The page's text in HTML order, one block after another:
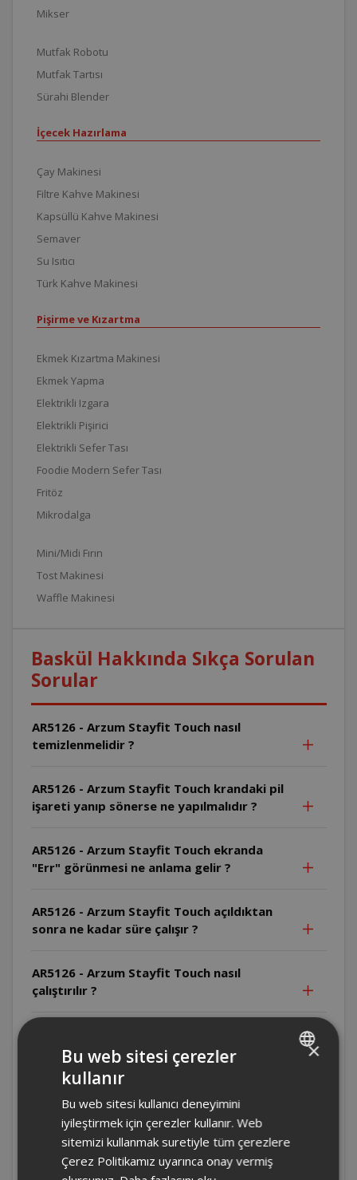
Mikser
Mutfak Robotu
Mutfak Tartısı
Sürahi Blender
İçecek Hazırlama
Çay Makinesi
Filtre Kahve Makinesi
Kapsüllü Kahve Makinesi
Semaver
Su Isıtıcı
Türk Kahve Makinesi
Pişirme ve Kızartma
Ekmek Kızartma Makinesi
Ekmek Yapma
Elektrikli Izgara
Elektrikli Pişirici
Elektrikli Sefer Tası
Foodie Modern Sefer Tası
Fritöz
Mikrodalga
Mini/Midi Fırın
Tost Makinesi
Waffle Makinesi
Baskül Hakkında Sıkça Sorulan
Sorular
AR5126 - Arzum Stayfit Touch nasıl
temizlenmelidir ?
AR5126 - Arzum Stayfit Touch krandaki pil
işareti yanıp sönerse ne yapılmalıdır ?
AR5126 - Arzum Stayfit Touch ekranda
"Err" görünmesi ne anlama gelir ?
AR5126 - Arzum Stayfit Touch açıldıktan
sonra ne kadar süre çalışır ?
AR5126 - Arzum Stayfit Touch nasıl
çalıştırılır ?
ömrü ne kadardır ?
AR5126 - Arzum Stayfit Touch hangi ağırlık
birimlerini destekler ?
×
Bu web sitesi çerezler
kullanır
Bu web sitesi kullanıcı deneyimini
iyileştirmek için çerezler kullanır. Web
sitemizi kullanmak suretiyle tüm çerezlere
Çerez Politikamız uyarınca onay vermiş